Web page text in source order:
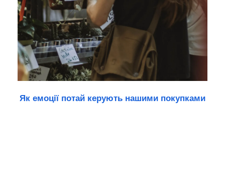
Як емоції потай керують нашими покупками